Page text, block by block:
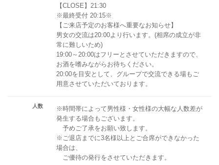
【CLOSE】21:30
※最終受付 20:15※
【ご来店予定のお客様へ重要なお知らせ】
男女の交流は20:00より行います。(相席の成立が非
常に難しいため)
19:00～20:00はフリーとさせていただきますので、
お酒を嗜みながらお待ちください。
20:00を目安として、グループで交流できる場もご
用意させていただいております。
人数
※時間帯によって男性様・女性様の大幅な人数差が
発生する場合もございます。
予めご了承をお願い致します。
※ご退店までに3名様以上とご合席ができなかった
場合は、
ご優待の発行をさせていただきます。